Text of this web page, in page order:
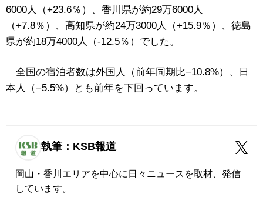
6000人（+23.6％）、香川県が約29万6000人
（+7.8％）、高知県が約24万3000人（+15.9％）、徳島
県が約18万4000人（-12.5％）でした。
全国の宿泊者数は外国人（前年同期比−10.8%）、日
本人（−5.5%）とも前年を下回っています。
執筆：KSB報道
岡山・香川エリアを中心に日々ニュースを取材、発信
しています。